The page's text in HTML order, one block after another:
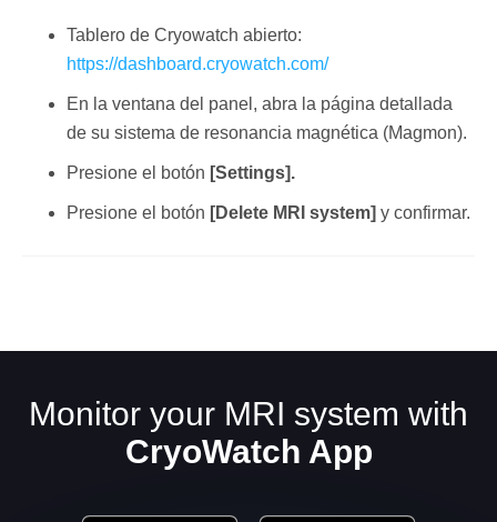
Tablero de Cryowatch abierto:
https://dashboard.cryowatch.com/
En la ventana del panel, abra la página detallada
de su sistema de resonancia magnética (Magmon).
Presione el botón [Settings].
Presione el botón [Delete MRI system] y confirmar.
Monitor your MRI system with
CryoWatch App